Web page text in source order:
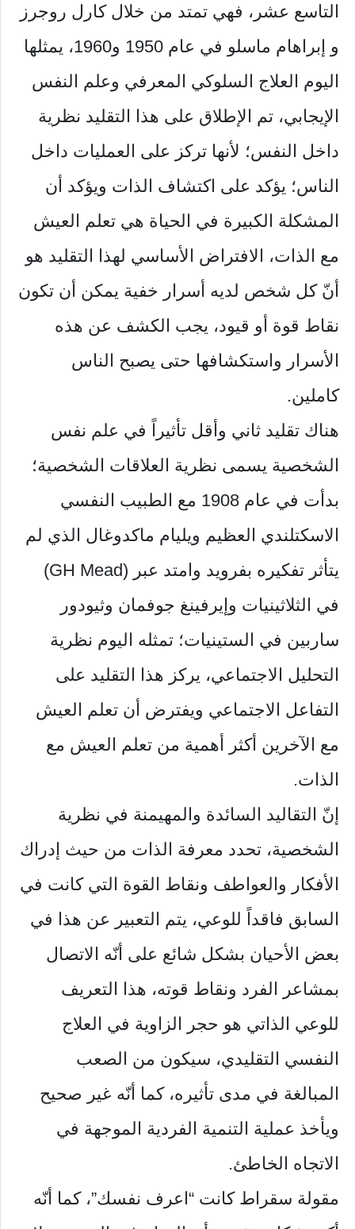
التاسع عشر، فهي تمتد من خلال كارل روجرز
و إبراهام ماسلو في عام 1950 و1960، يمثلها
اليوم العلاج السلوكي المعرفي وعلم النفس
الإيجابي، تم الإطلاق على هذا التقليد نظرية
داخل النفس؛ لأنها تركز على العمليات داخل
الناس؛ يؤكد على اكتشاف الذات ويؤكد أن
المشكلة الكبيرة في الحياة هي تعلم العيش
مع الذات، الافتراض الأساسي لهذا التقليد هو
أنّ كل شخص لديه أسرار خفية يمكن أن تكون
نقاط قوة أو قيود، يجب الكشف عن هذه
الأسرار واستكشافها حتى يصبح الناس
كاملين.
هناك تقليد ثاني وأقل تأثيراً في علم نفس
الشخصية يسمى نظرية العلاقات الشخصية؛
بدأت في عام 1908 مع الطبيب النفسي
الاسكتلندي العظيم ويليام ماكدوغال الذي لم
يتأثر تفكيره بفرويد وامتد عبر (GH Mead)
في الثلاثينيات وإيرفينغ جوفمان وثيودور
ساربين في الستينيات؛ تمثله اليوم نظرية
التحليل الاجتماعي، يركز هذا التقليد على
التفاعل الاجتماعي ويفترض أن تعلم العيش
مع الآخرين أكثر أهمية من تعلم العيش مع
الذات.
إنّ التقاليد السائدة والمهيمنة في نظرية
الشخصية، تحدد معرفة الذات من حيث إدراك
الأفكار والعواطف ونقاط القوة التي كانت في
السابق فاقداً للوعي، يتم التعبير عن هذا في
بعض الأحيان بشكل شائع على أنّه الاتصال
بمشاعر الفرد ونقاط قوته، هذا التعريف
للوعي الذاتي هو حجر الزاوية في العلاج
النفسي التقليدي، سيكون من الصعب
المبالغة في مدى تأثيره، كما أنّه غير صحيح
ويأخذ عملية التنمية الفردية الموجهة في
الاتجاه الخاطئ.
مقولة سقراط كانت “اعرف نفسك”، كما أنّه